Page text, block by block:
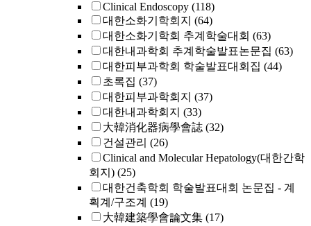
Clinical Endoscopy (118)
대한소화기학회지 (64)
대한소화기학회 추계학술대회 (63)
대한내과학회 추계학술발표논문집 (63)
대한피부과학회 학술발표대회집 (44)
초록집 (37)
대한피부과학회지 (37)
대한내과학회지 (33)
大韓消化器病學會誌 (32)
건설관리 (26)
Clinical and Molecular Hepatology(대한간학
회지) (25)
대한건축학회 학술발표대회 논문집 - 계
획계/구조계 (19)
大韓建築學會論文集 (17)